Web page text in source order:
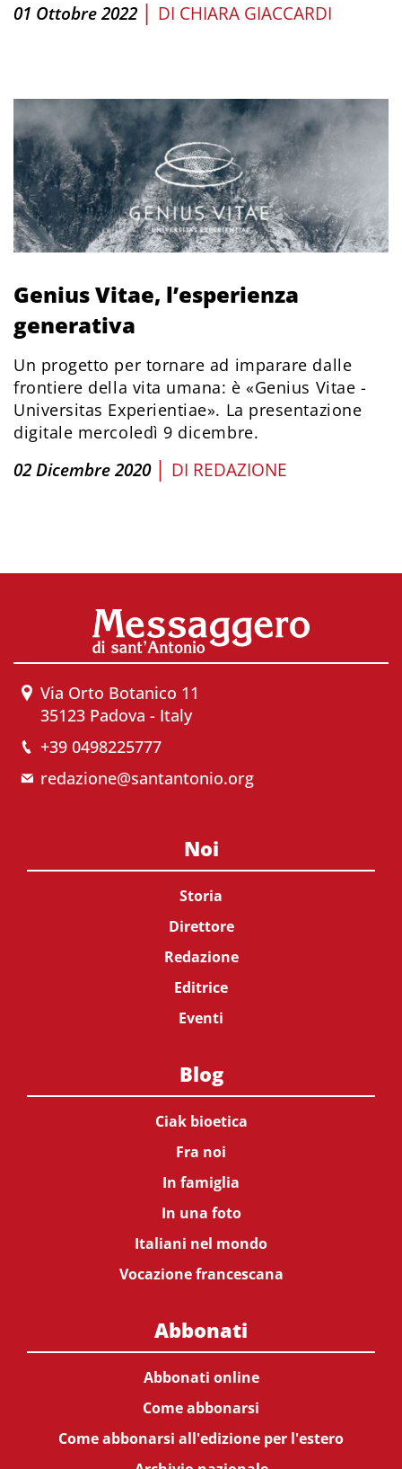
01 Ottobre 2022 | DI CHIARA GIACCARDI
Genius Vitae, l’esperienza
generativa
Un progetto per tornare ad imparare dalle
frontiere della vita umana: è «Genius Vitae -
Universitas Experientiae». La presentazione
digitale mercoledì 9 dicembre.
02 Dicembre 2020 | DI REDAZIONE
Via Orto Botanico 11
35123 Padova - Italy
+39 0498225777
redazione@santantonio.org
Noi
Storia
Direttore
Redazione
Editrice
Eventi
Blog
Ciak bioetica
Fra noi
In famiglia
In una foto
Italiani nel mondo
Vocazione francescana
Abbonati
Abbonati online
Come abbonarsi
Come abbonarsi all'edizione per l'estero